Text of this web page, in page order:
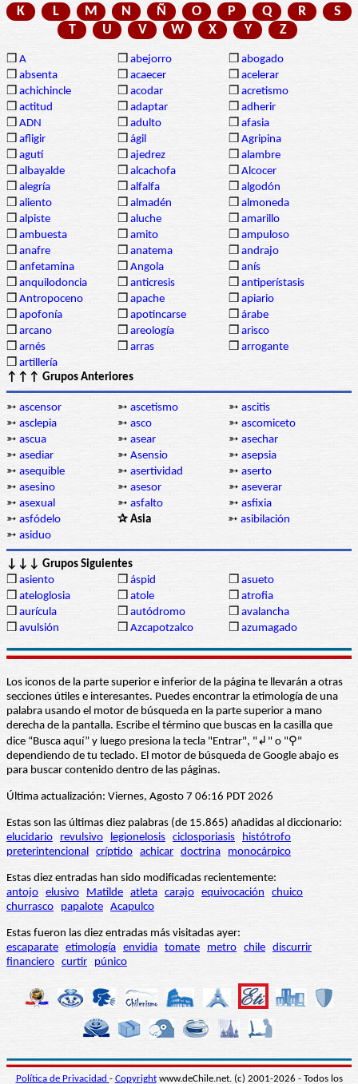
K
L M N Ñ O P Q R
S
T
U V W X Y Z
❒ A ❒ abejorro ❒ abogado
❒ absenta ❒ acaecer ❒ acelerar
❒ achichincle ❒ acodar ❒ acretismo
❒ actitud ❒ adaptar ❒ adherir
❒ ADN ❒ adulto ❒ afasia
❒ afligir ❒ ágil ❒ Agripina
❒ agutí ❒ ajedrez ❒ alambre
❒ albayalde ❒ alcachofa ❒ Alcocer
❒ alegría ❒ alfalfa ❒ algodón
❒ aliento ❒ almadén ❒ almoneda
❒ alpiste ❒ aluche ❒ amarillo
❒ ambuesta ❒ amito ❒ ampuloso
❒ anafre ❒ anatema ❒ andrajo
❒ anfetamina ❒ Angola ❒ anís
❒ anquilodoncia ❒ anticresis ❒ antiperístasis
❒ Antropoceno ❒ apache ❒ apiario
❒ apofonía ❒ apotincarse ❒ árabe
❒ arcano ❒ areología ❒ arisco
❒ arnés ❒ arras ❒ arrogante
❒ artillería
↑↑↑ Grupos Anteriores
➳ ascensor ➳ ascetismo ➳ ascitis
➳ asclepia ➳ asco ➳ ascomiceto
➳ ascua ➳ asear ➳ asechar
➳ asediar ➳ Asensio ➳ asepsia
➳ asequible ➳ asertividad ➳ aserto
➳ asesino ➳ asesor ➳ aseverar
➳ asexual ➳ asfalto ➳ asfixia
➳ asfódelo ✰ Asia ➳ asibilación
➳ asiduo
↓↓↓ Grupos Siguientes
❒ asiento ❒ áspid ❒ asueto
❒ ateloglosia ❒ atole ❒ atrofia
❒ aurícula ❒ autódromo ❒ avalancha
❒ avulsión ❒ Azcapotzalco ❒ azumagado
Los iconos de la parte superior e inferior de la página te llevarán a otras
secciones útiles e interesantes. Puedes encontrar la etimología de una
palabra usando el motor de búsqueda en la parte superior a mano
derecha de la pantalla. Escribe el término que buscas en la casilla que
dice “Busca aquí” y luego presiona la tecla "Entrar", "↲" o "⚲"
dependiendo de tu teclado. El motor de búsqueda de Google abajo es
para buscar contenido dentro de las páginas.
Última actualización: Viernes, Agosto 7 06:16 PDT 2026
Estas son las últimas diez palabras (de 15.865) añadidas al diccionario:
elucidario
revulsivo legionelosis ciclosporiasis
histótrofo
preterintencional
críptido achicar doctrina monocárpico
Estas diez entradas han sido modificadas recientemente:
antojo elusivo Matilde atleta carajo equivocación
chuico
churrasco
papalote Acapulco
Estas fueron las diez entradas más visitadas ayer:
escaparate etimología envidia tomate metro chile discurrir
financiero curtir púnico
Política de Privacidad - Copyrightwww.deChile.net. (c) 2001-2026 - Todos los